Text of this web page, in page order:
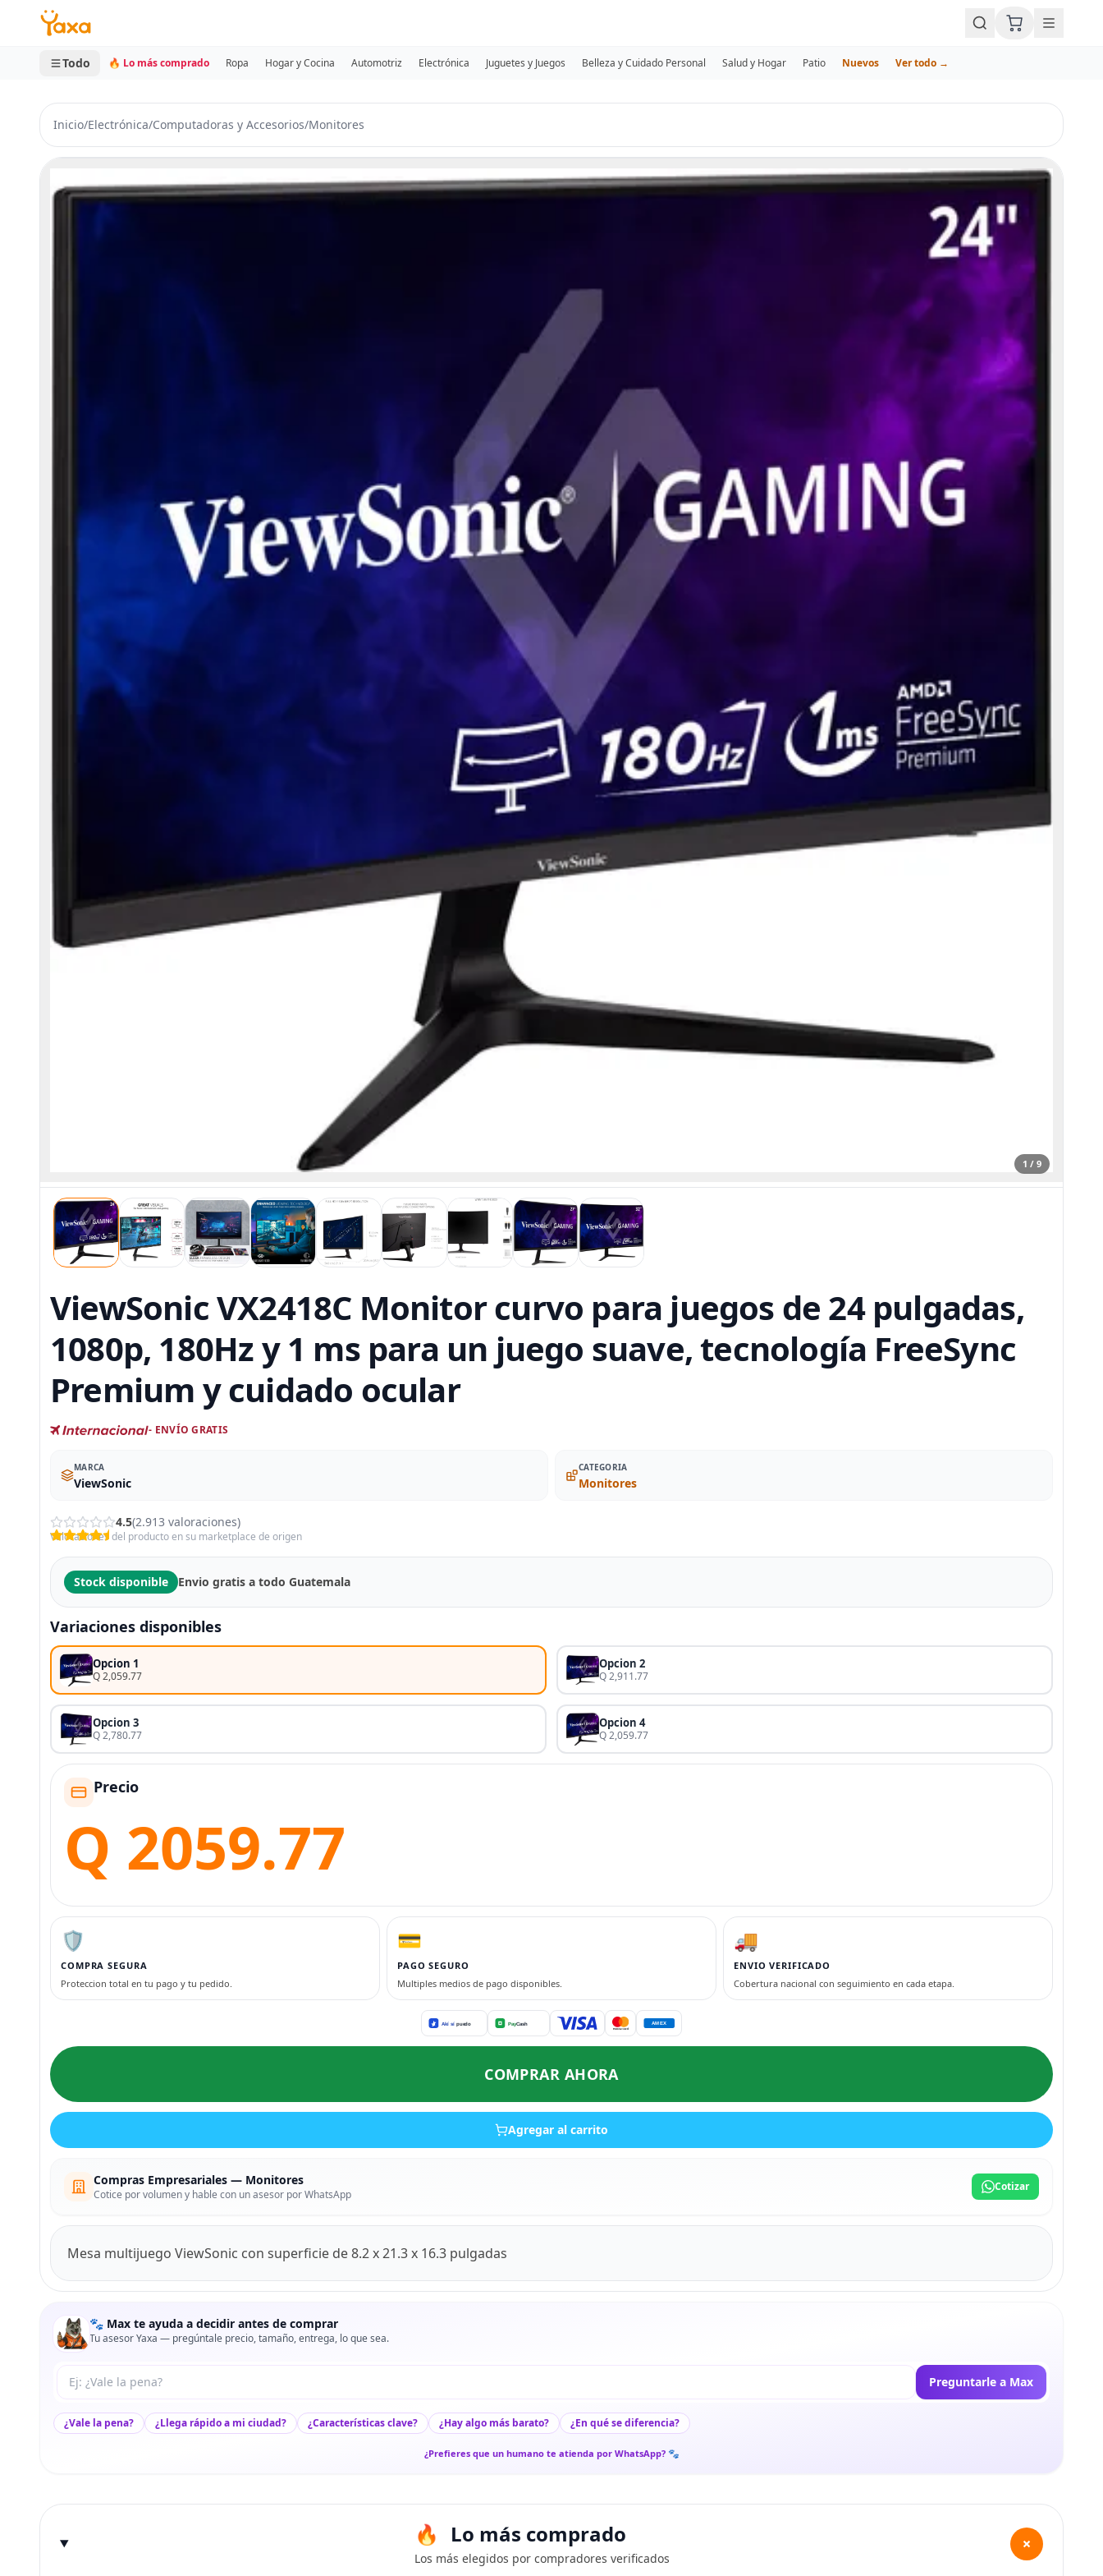
MINI CARRITO
0 productos
Todo 🔥 Lo más comprado Ropa Hogar y Cocina Automotriz Electrónica Juguetes y Juegos Belleza y Cuidado Personal Salud y Hogar Patio Nuevos Ver todo →
Inicio/Electrónica/Computadoras y Accesorios/Monitores
1 / 9
ViewSonic VX2418C Monitor curvo para juegos de 24 pulgadas,
1080p, 180Hz y 1 ms para un juego suave, tecnología FreeSync
Premium y cuidado ocular
- ENVÍO GRATIS
MARCA
ViewSonic
CATEGORIA
Monitores
4.5(2.913 valoraciones)
Valoraciones del producto en su marketplace de origen
Stock disponible Envio gratis a todo Guatemala
Variaciones disponibles
Opcion 1
Q 2,059.77
Opcion 2
Q 2,911.77
Opcion 3
Q 2,780.77
Opcion 4
Q 2,059.77
Precio
Q 2059.77
🛡️
COMPRA SEGURA
Proteccion total en tu pago y tu pedido.
💳
PAGO SEGURO
Multiples medios de pago disponibles.
🚚
ENVIO VERIFICADO
Cobertura nacional con seguimiento en cada etapa.
COMPRAR AHORA
Agregar al carrito
Compras Empresariales — Monitores
Cotice por volumen y hable con un asesor por WhatsApp
Cotizar
Mesa multijuego ViewSonic con superficie de 8.2 x 21.3 x 16.3 pulgadas
🐾 Max te ayuda a decidir antes de comprar
Tu asesor Yaxa — pregúntale precio, tamaño, entrega, lo que sea.
Tu pregunta a Max Preguntarle a Max
¿Vale la pena? ¿Llega rápido a mi ciudad? ¿Características clave? ¿Hay algo más barato? ¿En qué se diferencia?
¿Prefieres que un humano te atienda por WhatsApp? 🐾
Lo más comprado
Los más elegidos por compradores verificados
+